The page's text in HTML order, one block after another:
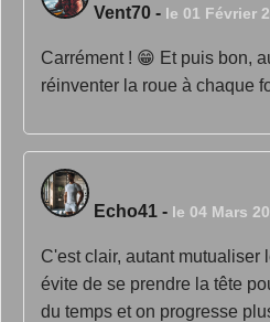
Vent70 - le 01 Février
Carrément ! 😁 Et puis bon,
réinventer la roue à chaque
Echo41 - le 04 Mars
C'est clair, autant mutualiser
évite de se prendre la tête
du temps et on progresse